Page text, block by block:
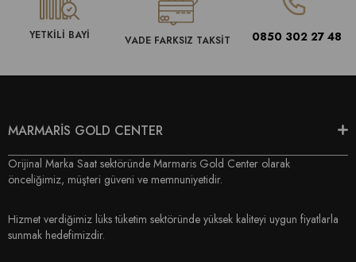
YETKİLİ BAYİ VADE FARKSIZ TAKSİT 0850 302 27 48
MARMARİS GOLD CENTER
Orijinal Marka Saat sektöründe Marmaris Gold Center olarak
önceliğimiz, müşteri güveni ve memnuniyetidir.
Hizmet verdiğimiz lüks tüketim sektöründe yüksek kaliteyi uygun fiyatlarla
sunmak hedefimizdir.